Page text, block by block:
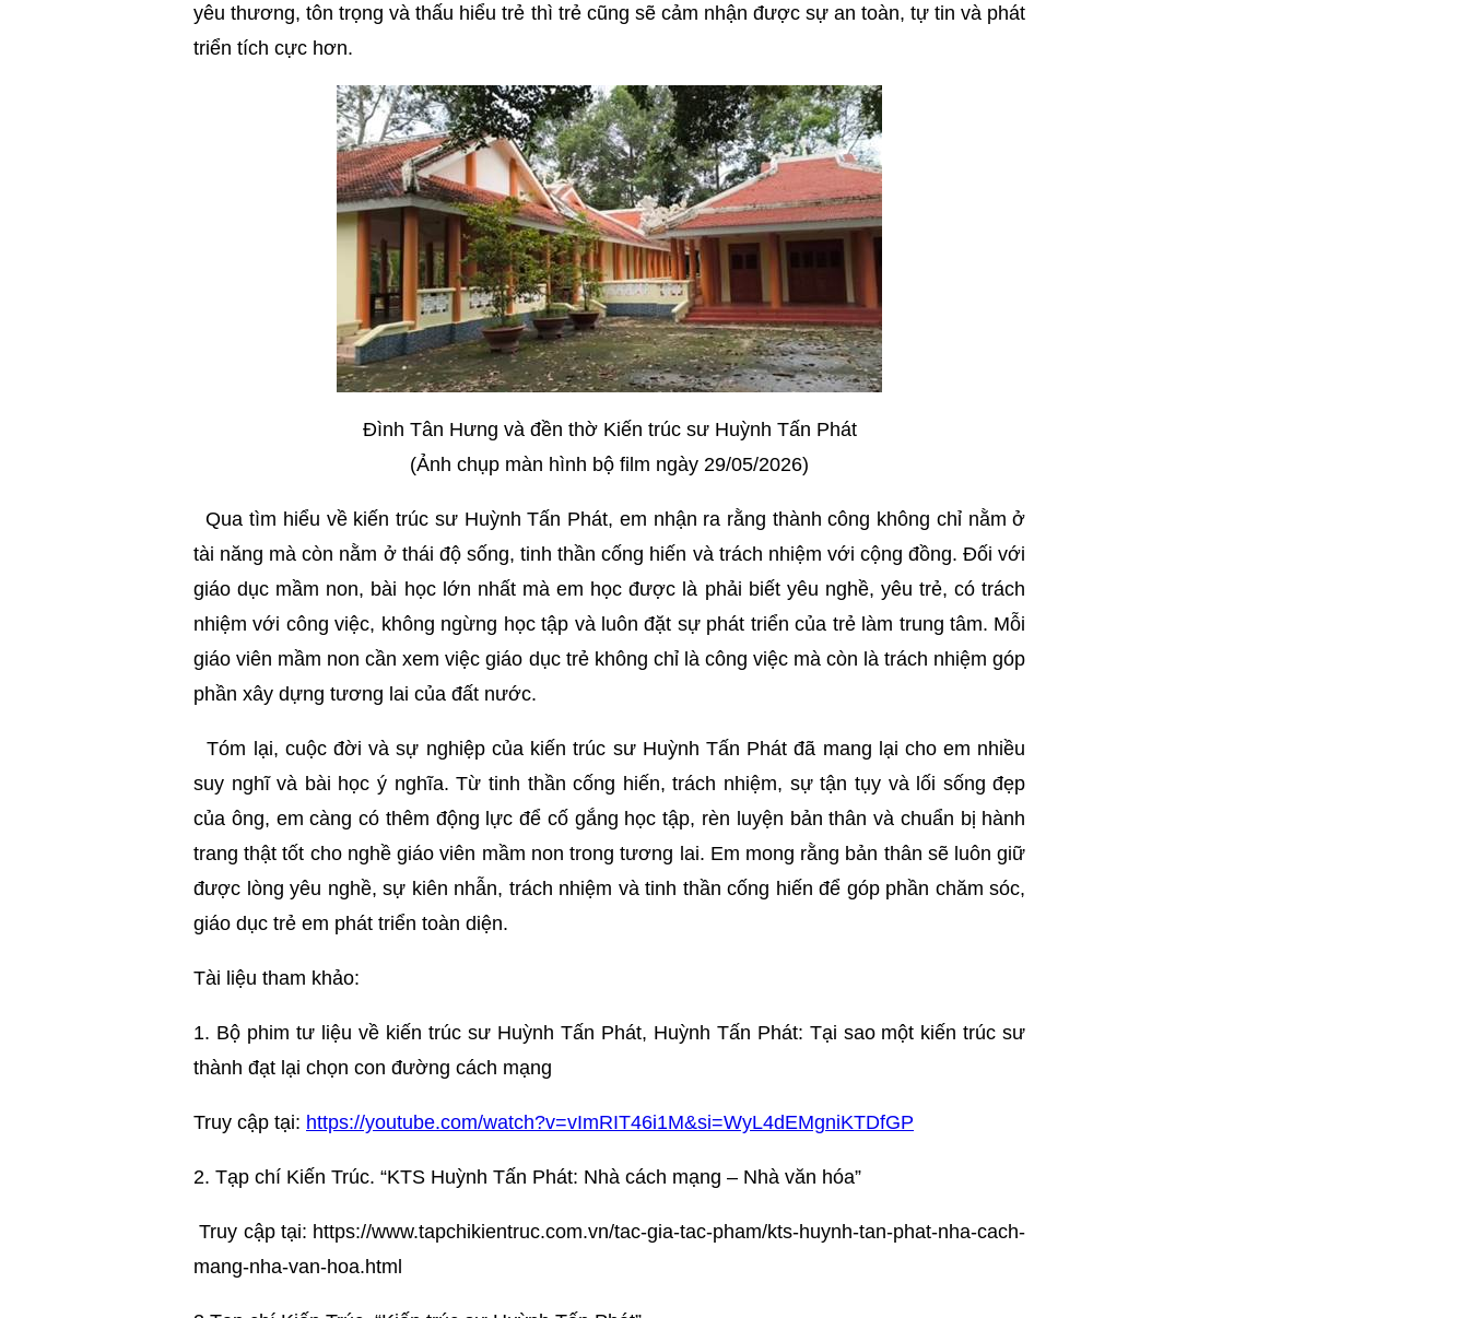
yêu thương, tôn trọng và thấu hiểu trẻ thì trẻ cũng sẽ cảm nhận được sự an toàn, tự tin và phát
triển tích cực hơn.
Đình Tân Hưng và đền thờ Kiến trúc sư Huỳnh Tấn Phát
(Ảnh chụp màn hình bộ film ngày 29/05/2026)
Qua tìm hiểu về kiến trúc sư Huỳnh Tấn Phát, em nhận ra rằng thành công không chỉ nằm ở
tài năng mà còn nằm ở thái độ sống, tinh thần cống hiến và trách nhiệm với cộng đồng. Đối với
giáo dục mầm non, bài học lớn nhất mà em học được là phải biết yêu nghề, yêu trẻ, có trách
nhiệm với công việc, không ngừng học tập và luôn đặt sự phát triển của trẻ làm trung tâm. Mỗi
giáo viên mầm non cần xem việc giáo dục trẻ không chỉ là công việc mà còn là trách nhiệm góp
phần xây dựng tương lai của đất nước.
Tóm lại, cuộc đời và sự nghiệp của kiến trúc sư Huỳnh Tấn Phát đã mang lại cho em nhiều
suy nghĩ và bài học ý nghĩa. Từ tinh thần cống hiến, trách nhiệm, sự tận tụy và lối sống đẹp
của ông, em càng có thêm động lực để cố gắng học tập, rèn luyện bản thân và chuẩn bị hành
trang thật tốt cho nghề giáo viên mầm non trong tương lai. Em mong rằng bản thân sẽ luôn giữ
được lòng yêu nghề, sự kiên nhẫn, trách nhiệm và tinh thần cống hiến để góp phần chăm sóc,
giáo dục trẻ em phát triển toàn diện.
Tài liệu tham khảo:
1. Bộ phim tư liệu về kiến trúc sư Huỳnh Tấn Phát, Huỳnh Tấn Phát: Tại sao một kiến trúc sư
thành đạt lại chọn con đường cách mạng
Truy cập tại: https://youtube.com/watch?v=vImRIT46i1M&si=WyL4dEMgniKTDfGP
2. Tạp chí Kiến Trúc. “KTS Huỳnh Tấn Phát: Nhà cách mạng – Nhà văn hóa”
Truy cập tại: https://www.tapchikientruc.com.vn/tac-gia-tac-pham/kts-huynh-tan-phat-nha-cach-
mang-nha-van-hoa.html